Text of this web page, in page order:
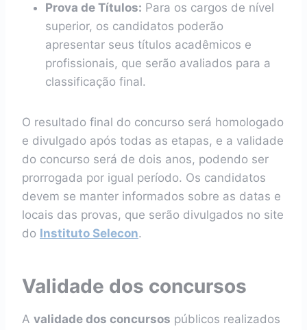
Prova de Títulos: Para os cargos de nível
superior, os candidatos poderão
apresentar seus títulos acadêmicos e
profissionais, que serão avaliados para a
classificação final.
O resultado final do concurso será homologado
e divulgado após todas as etapas, e a validade
do concurso será de dois anos, podendo ser
prorrogada por igual período. Os candidatos
devem se manter informados sobre as datas e
locais das provas, que serão divulgados no site
do Instituto Selecon.
Validade dos concursos
A validade dos concursos públicos realizados